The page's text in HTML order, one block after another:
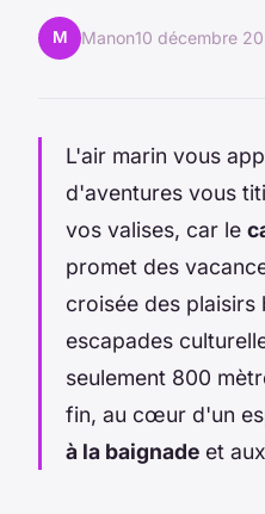
M Manon10 décembre
L'air marin vous
d'aventures vous
vos valises, car le
promet des
croisée des plaisirs
escapades
seulement 800
fin, au cœur d'un
à la baignade et